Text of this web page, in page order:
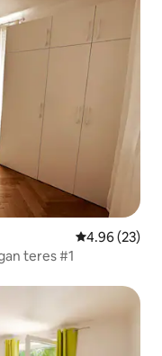
Penarafan
4.96 (23)
teres #1